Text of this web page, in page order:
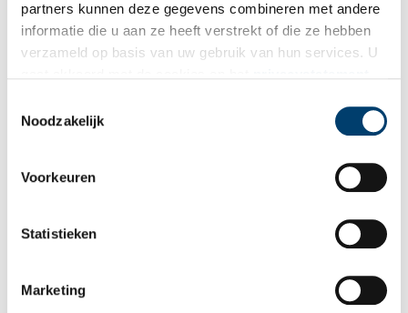
partners kunnen deze gegevens combineren met andere
informatie die u aan ze heeft verstrekt of die ze hebben
verzameld op basis van uw gebruik van hun services. U
Noodzakelijk
Voorkeuren
Statistieken
Marketing
Ontvang de nieuwsbrief
Wilt u op de hoogte blijven van de mooiste verhalen en het
Bij inschrijving gaat u akkoord met ons
Aanvullingen
Vul deze informatie aan of geef een reactie.